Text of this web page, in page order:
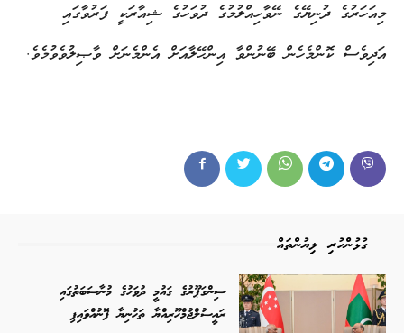
މިއަހަރުގެ ދުނިޔޭގެ ނޭވާހިއްލުމުގެ ދުވަހުގެ ޝިއާރަކީ ފަރުވާގައި
އަދިވެސް ކޮންމެހެން ބޭނުންވާ އިންހޭލާއަށް އެންމެނަށް ވާޞިލުވެވުމެވެ.
ގުޅުންހުރި ލިޔުންތައް
ސިންގަޕޫރުގެ ގައުމީ ދުވަހުގެ މުނާސަބަތުގައި
ރައީސުލްޖުމްހޫރިއްޔާ ތަހުނިޔާ ފޮނުއްވައިފި